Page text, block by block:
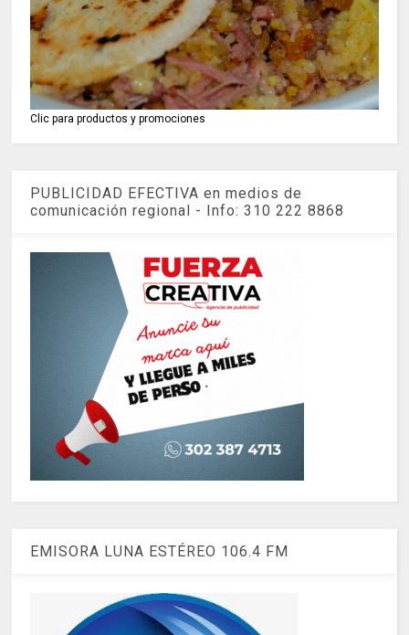
Clic para productos y promociones
PUBLICIDAD EFECTIVA en medios de
comunicación regional - Info: 310 222 8868
EMISORA LUNA ESTÉREO 106.4 FM